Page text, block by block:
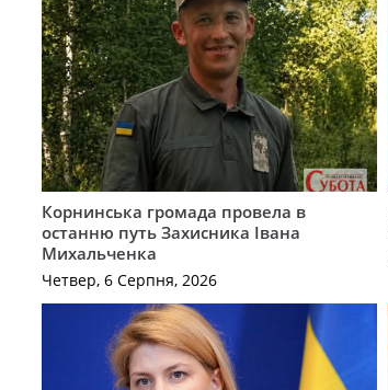
Корнинська громада провела в
останню путь Захисника Івана
Михальченка
Четвер, 6 Серпня, 2026